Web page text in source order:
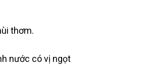
thơm.
nước có vị ngọt